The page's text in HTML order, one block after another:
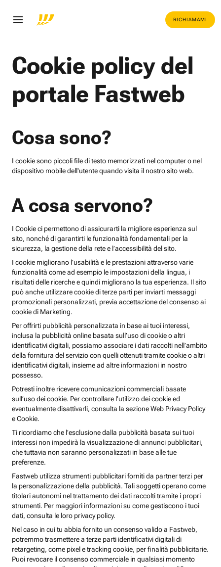
RICHIAMAMI
Cookie policy del
portale Fastweb
Cosa sono?
I cookie sono piccoli file di testo memorizzati nel computer o nel
dispositivo mobile dell'utente quando visita il nostro sito web.
A cosa servono?
I Cookie ci permettono di assicurarti la migliore esperienza sul
sito, nonché di garantirti le funzionalità fondamentali per la
sicurezza, la gestione della rete e l’accessibilità del sito.
I cookie migliorano l’usabilità e le prestazioni attraverso varie
funzionalità come ad esempio le impostazioni della lingua, i
risultati delle ricerche e quindi migliorano la tua esperienza. Il sito
può anche utilizzare cookie di terze parti per inviarti messaggi
promozionali personalizzati, previa accettazione del consenso ai
cookie di Marketing.
Per offrirti pubblicità personalizzata in base ai tuoi interessi,
inclusa la pubblicità online basata sull’uso di cookie o altri
identificativi digitali, possiamo associare i dati raccolti nell’ambito
della fornitura del servizio con quelli ottenuti tramite cookie o altri
identificativi digitali, insieme ad altre informazioni in nostro
possesso.
Potresti inoltre ricevere comunicazioni commerciali basate
sull’uso dei cookie. Per controllare l’utilizzo dei cookie ed
eventualmente disattivarli, consulta la sezione Web Privacy Policy
e Cookie.
Ti ricordiamo che l’esclusione dalla pubblicità basata sui tuoi
interessi non impedirà la visualizzazione di annunci pubblicitari,
che tuttavia non saranno personalizzati in base alle tue
preferenze.
Fastweb utilizza strumenti pubblicitari forniti da partner terzi per
la personalizzazione della pubblicità. Tali soggetti operano come
titolari autonomi nel trattamento dei dati raccolti tramite i propri
strumenti. Per maggiori informazioni su come gestiscono i tuoi
dati, consulta le loro privacy policy.
Nel caso in cui tu abbia fornito un consenso valido a Fastweb,
potremmo trasmettere a terze parti identificativi digitali di
retargeting, come pixel e tracking cookie, per finalità pubblicitarie.
Puoi revocare il consenso commerciale in qualsiasi momento